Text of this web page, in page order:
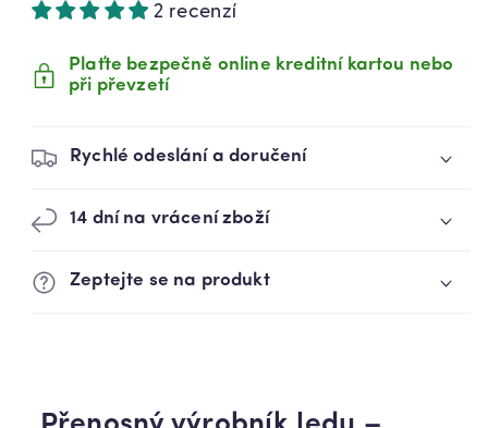
110
BÍLÁ
(88960001)
110
BÍLÁ
(88960001)
2 recenzí
Plaťte bezpečně online kreditní kartou nebo
při převzetí
Rychlé odeslání a doručení
14 dní na vrácení zboží
Zeptejte se na produkt